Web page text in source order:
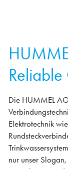
Die HUMMEL
Elektrotechnik
nur unser